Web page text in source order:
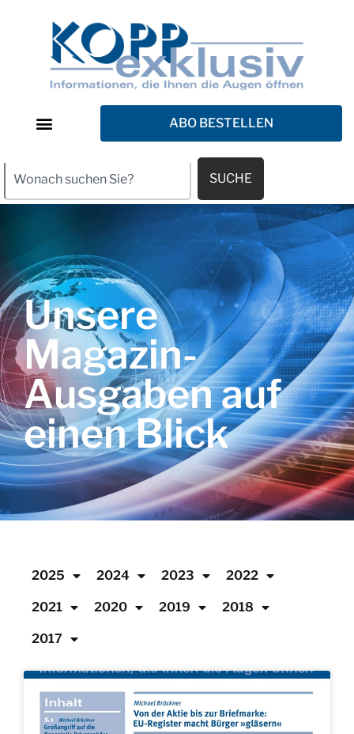
ABO BESTELLEN
SUCHE
Unsere
Magazin-
Ausgaben auf
einen Blick
2025 2024 2023 2022
2021 2020 2019 2018
2017